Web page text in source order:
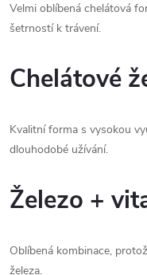
Velmi oblíbená chelátová
šetrností k trávení.
Chelátové
Kvalitní forma s vysokou
dlouhodobé užívání.
Železo +
Oblíbená kombinace,
železa.